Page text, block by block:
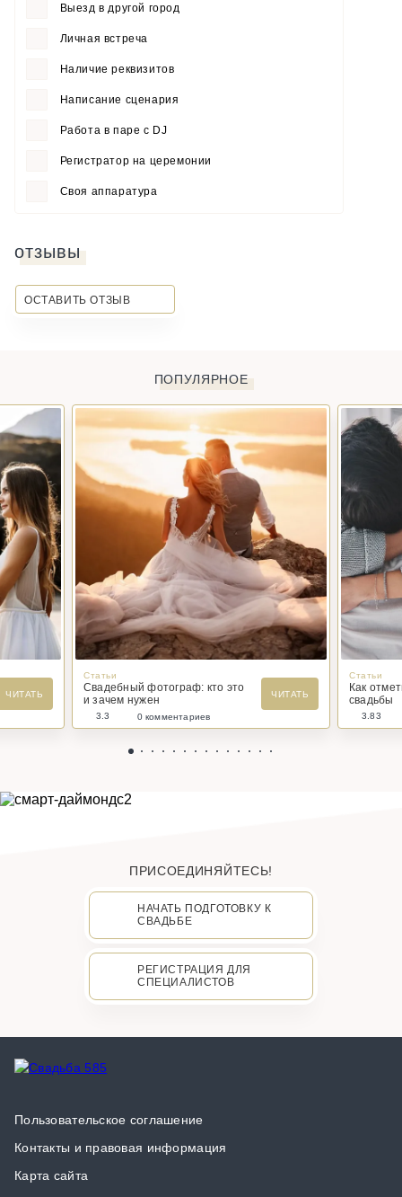
Выезд в другой город
Личная встреча
Наличие реквизитов
Написание сценария
Работа в паре с DJ
Регистратор на церемонии
Своя аппаратура
отзывы
ОСТАВИТЬ ОТЗЫВ
ПОПУЛЯРНОЕ
ЧИТАТЬ
Статьи
Свадебный фотограф: кто это
и зачем нужен
ЧИТАТЬ
3.3 0 комментариев
Статьи
Как
свадьбы
3.83
ПРИСОЕДИНЯЙТЕСЬ!
НАЧАТЬ ПОДГОТОВКУ К
СВАДЬБЕ
РЕГИСТРАЦИЯ ДЛЯ
СПЕЦИАЛИСТОВ
Пользовательское соглашение
Контакты и правовая информация
Карта сайта